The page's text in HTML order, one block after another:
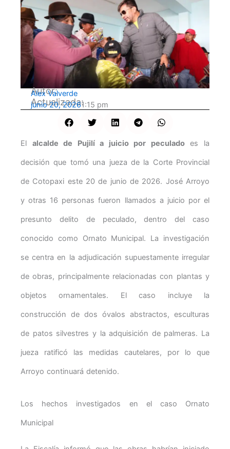
Autor:
Alex Valverde
Actualizada:
junio 20, 20261:15 pm
El alcalde de Pujilí a juicio por peculadoes la
decisión que tomó una jueza de la Corte Provincial
de Cotopaxi este 20 de junio de 2026. José Arroyo
y otras 16 personas fueron llamados a juicio por el
presunto delito de peculado, dentro del caso
conocido como Ornato Municipal. La investigación
se centra en la adjudicación supuestamente irregular
de obras, principalmente relacionadas con plantas y
objetos ornamentales. El caso incluye la
construcción de dos óvalos abstractos, esculturas
de patos silvestres y la adquisición de palmeras. La
jueza ratificó las medidas cautelares, por lo que
Arroyo continuará detenido.
Los hechos investigados en el caso Ornato
Municipal